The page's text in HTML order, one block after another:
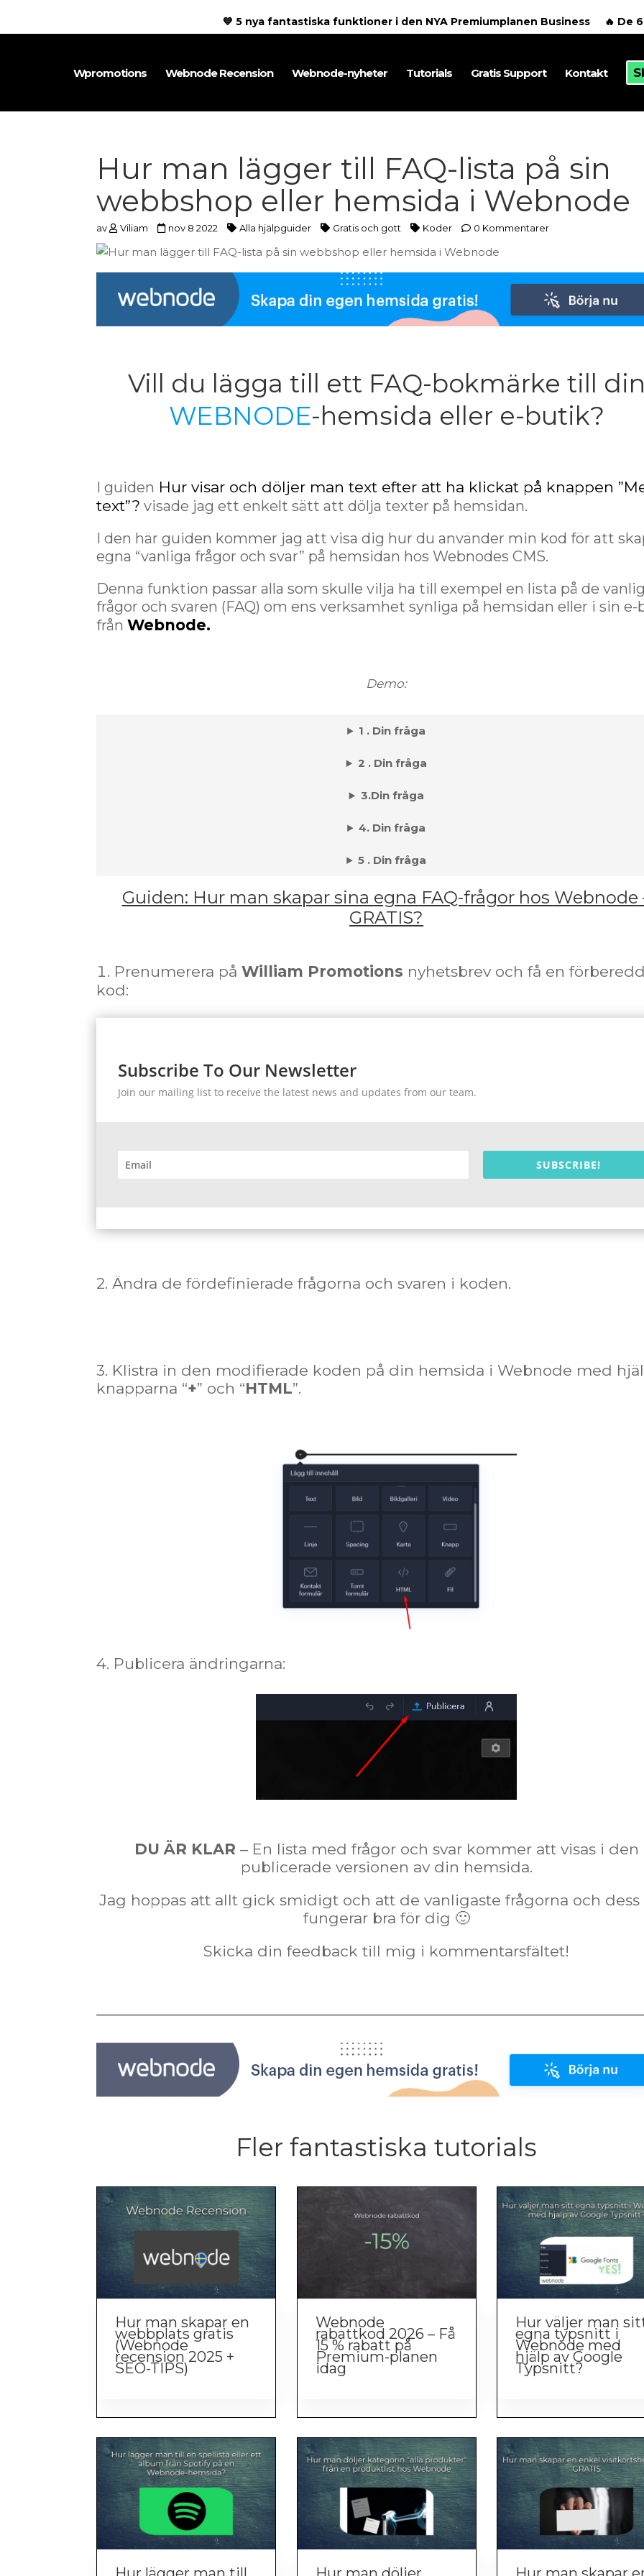
💙 5 nya fantastiska funktioner i den NYA Premiumplanen Business 🔥 De
Wpromotions Webnode Recension Webnode-nyheter Tutorials Gratis Support Kontakt
Hur man lägger till FAQ-lista på sin
webbshop eller hemsida i Webnode
av Viliam nov 8 2022 Alla hjälpguider Gratis och gott Koder 0 Kommentarer
Vill du lägga till ett FAQ-bokmärke till
WEBNODE-hemsida eller e-butik?
I guiden Hur visar och döljer man text efter att ha klickat på knappen
text”? visade jag ett enkelt sätt att dölja texter på hemsidan.
I den här guiden kommer jag att visa dig hur du använder min kod för att
egna “vanliga frågor och svar” på hemsidan hos Webnodes CMS.
Denna funktion passar alla som skulle vilja ha till exempel en lista på de
frågor och svaren (FAQ) om ens verksamhet synliga på hemsidan eller i sin
frånWebnode.
Demo:
1 . Din fråga
2 . Din fråga
3.Din fråga
4. Din fråga
5 . Din fråga
Guiden: Hur man skapar sina egna FAQ-frågor hos Webnode
GRATIS?
Prenumerera påWilliam Promotions nyhetsbrev och få en
kod:
Subscribe To Our Newsletter
Join our mailing list to receive the latest news and updates from our team.
SUBSCRIBE!
2. Ändra de fördefinierade frågorna och svaren i koden.
3. Klistra in den modifierade koden på din hemsida i Webnode med
knapparna “+” och “HTML”.
4. Publicera ändringarna:
DU ÄR KLAR – En lista med frågor och svar kommer att visas i den
publicerade versionen av din hemsida.
Jag hoppas att allt gick smidigt och att de vanligaste frågorna och dess
fungerar bra för dig 🙂
Skicka din feedback till mig i kommentarsfältet!
Fler fantastiska tutorials
Hur man skapar en
webbplats gratis
(Webnode
recension 2025 +
SEO-TIPS)
Webnode
rabattkod 2026 – Få
15 % rabatt på
Premium-planen
idag
Hur väljer man
egna typsnitt i
Webnode med
hjälp av Google
Typsnitt?